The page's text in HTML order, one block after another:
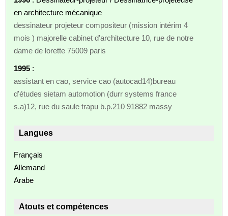
en architecture mécanique
dessinateur projeteur compositeur (mission intérim 4
mois ) majorelle cabinet d'architecture 10, rue de notre
dame de lorette 75009 paris
1995 :
assistant en cao, service cao (autocad14)bureau
d'études sietam automotion (durr systems france
s.a)12, rue du saule trapu b.p.210 91882 massy
Langues
Français
Allemand
Arabe
Atouts et compétences